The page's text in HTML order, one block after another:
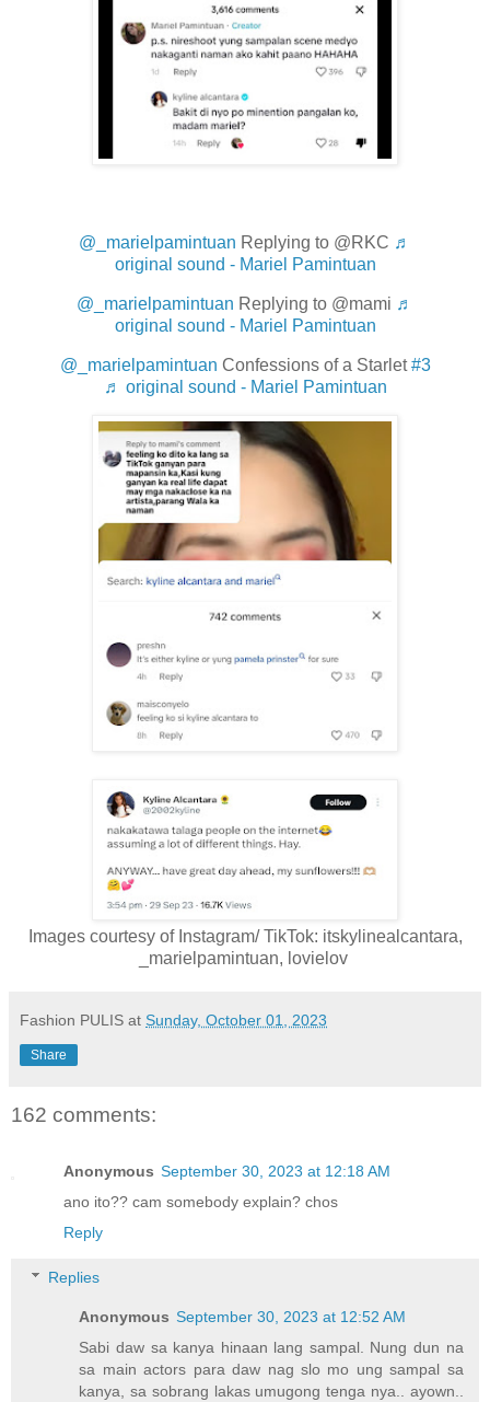
@_marielpamintuan Replying to @RKC ♬
original sound - Mariel Pamintuan
@_marielpamintuan Replying to @mami ♬
original sound - Mariel Pamintuan
@_marielpamintuan Confessions of a Starlet#3
♬ original sound - Mariel Pamintuan
Images courtesy of Instagram/ TikTok: itskylinealcantara,
_marielpamintuan, lovielov
Fashion PULIS at Sunday, October 01, 2023
Share
162 comments:
Anonymous September 30, 2023 at 12:18 AM
ano ito?? cam somebody explain? chos
Reply
Replies
Anonymous September 30, 2023 at 12:52 AM
Sabi daw sa kanya hinaan lang sampal. Nung dun na
sa main actors para daw nag slo mo ung sampal sa
kanya, sa sobrang lakas umugong tenga nya.. ayown..